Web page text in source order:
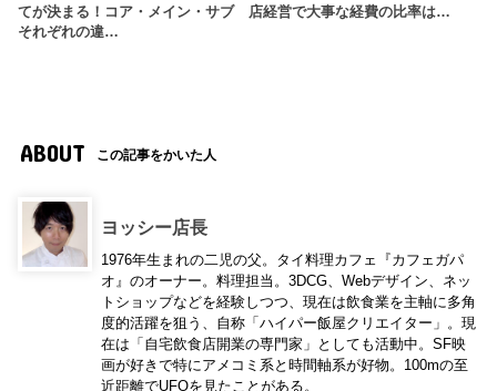
てが決まる！コア・メイン・サブ
それぞれの違…
店経営で大事な経費の比率は…
ABOUT この記事をかいた人
ヨッシー店長
1976年生まれの二児の父。タイ料理カフェ『カフェガパ
オ』のオーナー。料理担当。3DCG、Webデザイン、ネッ
トショップなどを経験しつつ、現在は飲食業を主軸に多角
度的活躍を狙う、自称「ハイパー飯屋クリエイター」。現
在は「自宅飲食店開業の専門家」としても活動中。SF映
画が好きで特にアメコミ系と時間軸系が好物。100mの至
近距離でUFOを見たことがある。